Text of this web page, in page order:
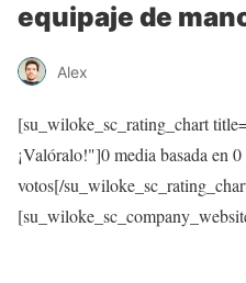
equipaje de
Alex
[su_wiloke_sc_rating_chart
¡Valóralo!"]0media basada en 0
votos[/